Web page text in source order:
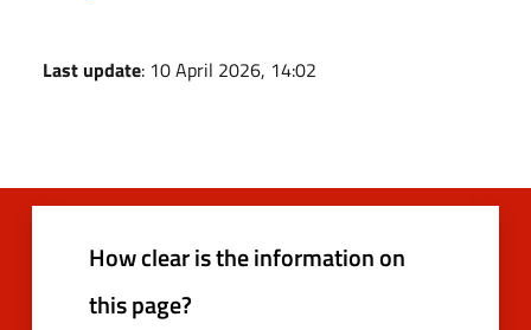
Last update: 10 April 2026, 14:02
How clear is the information on
this page?